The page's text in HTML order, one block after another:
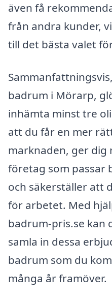
även få
från andra kunder,
till det bästa valet
badrum i Mörarp,
inhämta minst tre
att du får en mer
marknaden, ger dig
företag som passar
och säkerställer att
för arbetet. Med
badrum-pris.se kan
samla in dessa
badrum som du
många år framöver.